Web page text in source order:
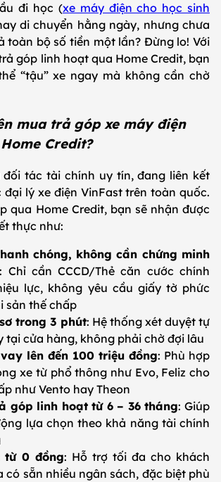
đi học (xe máy điện cho học sinh
di chuyển hằng ngày, nhưng chưa
toàn bộ số tiền một lần? Đừng lo! Với
góp linh hoạt qua Home Credit, bạn
“tậu” xe ngay mà không cần chờ
mua trả góp xe máy điện
Credit?
đối tác tài chính uy tín, đang liên kết
lý xe điện VinFast trên toàn quốc.
qua Home Credit, bạn sẽ nhận được
thực như:
chóng, không cần chứng minh
: Chỉ cần CCCD/Thẻ căn cước chính
lực, không yêu cầu giấy tờ phức
sản thế chấp
trong 3 phút: Hệ thống xét duyệt tự
tại cửa hàng, không phải chờ đợi lâu
lên đến 100 triệu đồng: Phù hợp
xe từ phổ thông như Evo, Feliz cho
như Vento hay Theon
góp linh hoạt từ 6 – 36 tháng: Giúp
lựa chọn theo khả năng tài chính
từ 0 đồng: Hỗ trợ tối đa cho khách
có sẵn nhiều ngân sách, đặc biệt phù